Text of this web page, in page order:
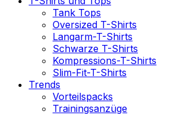
Tank Tops
Oversized T-Shirts
Langarm-T-Shirts
Schwarze T-Shirts
Kompressions-T-Shirts
Slim-Fit-T-Shirts
Trends
Vorteilspacks
Trainingsanzüge